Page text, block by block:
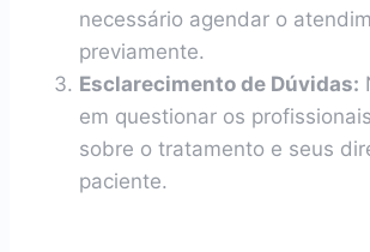
necessário agendar o
previamente.
Esclarecimento de Dúvidas:
em questionar os
sobre o tratamento e seus
paciente.